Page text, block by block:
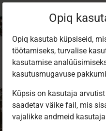
Opiq
Opiq kasutab küpsiseid,
töötamiseks, turvalise
kasutamise
kasutusmugavuse
Küpsis on kasutaja
saadetav väike fail, mis
vajalikke andmeid